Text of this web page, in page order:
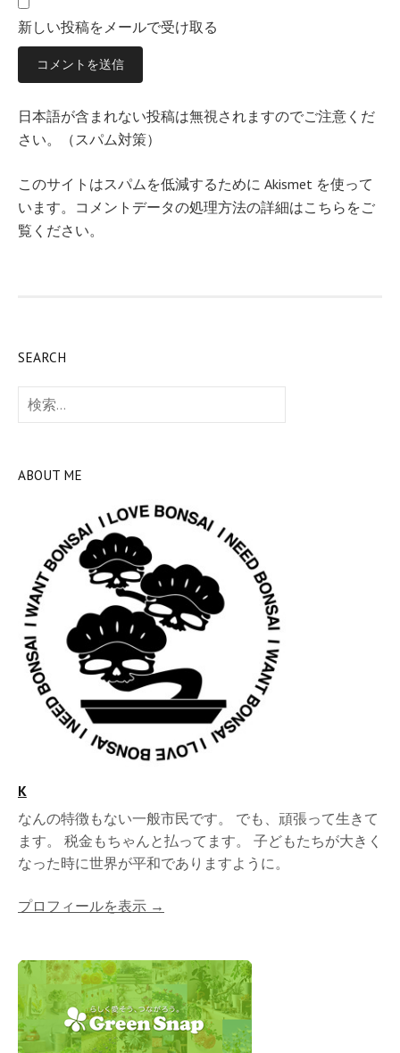
新しい投稿をメールで受け取る
日本語が含まれない投稿は無視されますのでご注意くだ
さい。（スパム対策）
このサイトはスパムを低減するために Akismet を使って
います。 コメントデータの処理方法の詳細はこちらをご
覧ください。
SEARCH
検
索:
ABOUT ME
K
なんの特徴もない一般市民です。 でも、頑張って生きて
ます。 税金もちゃんと払ってます。 子どもたちが大きく
なった時に世界が平和でありますように。
プロフィールを表示 →